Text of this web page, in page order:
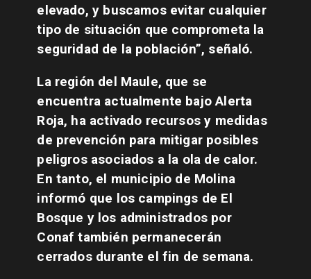
elevado, y buscamos evitar cualquier
tipo de situación que comprometa la
seguridad de la población”, señaló.
La región del Maule, que se
encuentra actualmente bajo Alerta
Roja, ha activado recursos y medidas
de prevención para mitigar posibles
peligros asociados a la ola de calor.
En tanto, el municipio de Molina
informó que los campings de El
Bosque y los administrados por
Conaf también permanecerán
cerrados durante el fin de semana.